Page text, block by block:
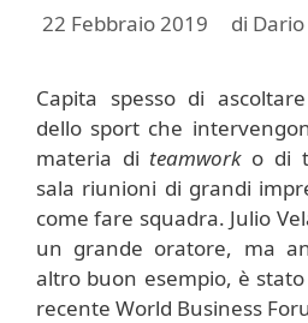
22 Febbraio 2019 di
Capita spesso di
dello sport che
materia di teamwork o di
sala riunioni di grandi
come fare squadra. Julio
un grande oratore, ma
altro buon esempio, è
recente World Business